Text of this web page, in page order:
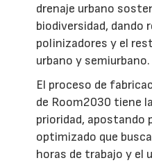
drenaje urbano
biodiversidad, dando
polinizadores y el
urbano y semiurbano.
El proceso de
de Room2030 tiene
prioridad, apostando
optimizado que
horas de trabajo y el